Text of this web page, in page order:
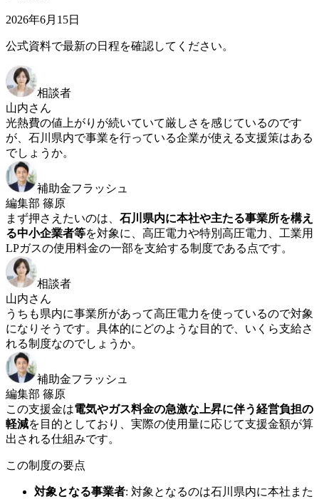
2026年6月15日
公式資料で最新の日程を確認してください。
相談者
山内さん
光熱費の値上がりが続いていて厳しさを感じているのです
が、石川県内で事業を行っている企業が使える支援策はある
でしょうか。
補助金フラッシュ
編集部 篠原
まず押さえたいのは、 石川県内に本社や主たる事業所を構え
る中小企業者等を対象に、高圧電力や特別高圧電力、工業用
LPガスの使用料金の一部を支給する制度である点です。
相談者
山内さん
うちも県内に事業所があって高圧電力を使っているので対象
になりそうです。具体的にどのような目的で、いくら支給さ
れる制度なのでしょうか。
補助金フラッシュ
編集部 篠原
この支援金は電気やガス料金の急激な上昇に伴う経営負担の
軽減を目的としており、実際の使用量に応じて支援金額が算
出される仕組みです。
この制度の要点
対象となる事業者: 対象となるのは石川県内に本社また